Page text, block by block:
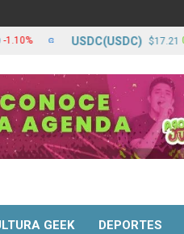
GEEK DEPORTES
USDC(USDC) $17.21 0.00%